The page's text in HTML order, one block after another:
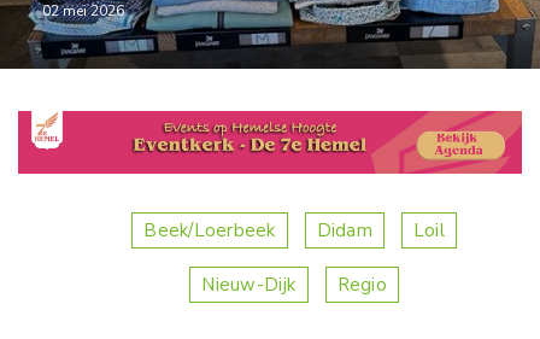
02 mei 2026
Beek/Loerbeek Didam Loil
Nieuw-Dijk Regio